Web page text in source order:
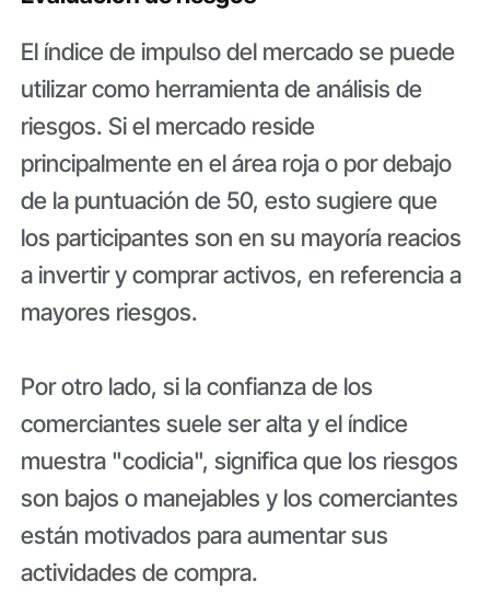
El índice de impulso del mercado se puede
utilizar como herramienta de análisis de
riesgos. Si el mercado reside
principalmente en el área roja o por debajo
de la puntuación de 50, esto sugiere que
los participantes son en su mayoría reacios
a invertir y comprar activos, en referencia a
mayores riesgos.
Por otro lado, si la confianza de los
comerciantes suele ser alta y el índice
muestra "codicia", significa que los riesgos
son bajos o manejables y los comerciantes
están motivados para aumentar sus
actividades de compra.